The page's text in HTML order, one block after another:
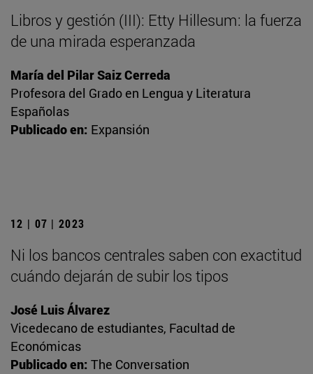
Libros y gestión (III): Etty Hillesum: la fuerza
de una mirada esperanzada
María del Pilar Saiz Cerreda
Profesora del Grado en Lengua y Literatura
Españolas
Publicado en: Expansión
12 | 07 | 2023
Ni los bancos centrales saben con exactitud
cuándo dejarán de subir los tipos
José Luis Álvarez
Vicedecano de estudiantes, Facultad de
Económicas
Publicado en: The Conversation